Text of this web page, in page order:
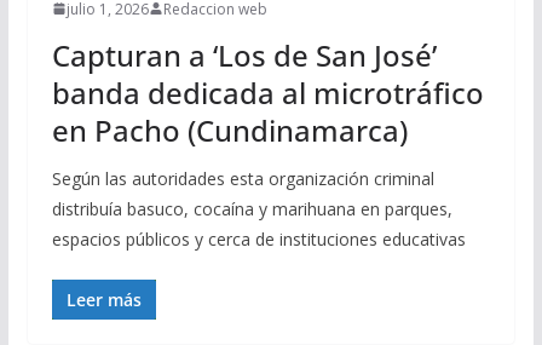
julio 1, 2026 Redaccion web
Capturan a ‘Los de San José’
banda dedicada al microtráfico
en Pacho (Cundinamarca)
Según las autoridades esta organización criminal
distribuía basuco, cocaína y marihuana en parques,
espacios públicos y cerca de instituciones educativas
Leer más